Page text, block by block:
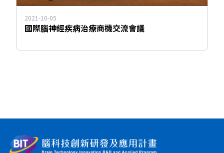
2021-10-05
國際腦神經疾病治療商機交流會議